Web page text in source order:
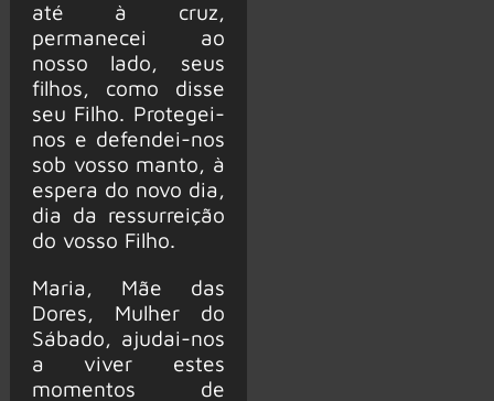
até à cruz,
permanecei ao
nosso lado, seus
filhos, como disse
seu Filho. Protegei-
nos e defendei-nos
sob vosso manto, à
espera do novo dia,
dia da ressurreição
do vosso Filho.
Maria, Mãe das
Dores, Mulher do
Sábado, ajudai-nos
a viver estes
momentos de